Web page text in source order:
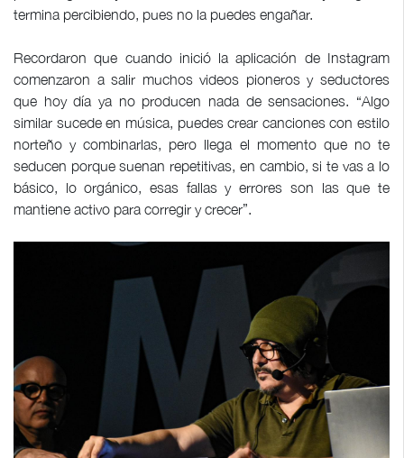
termina percibiendo, pues no la puedes engañar.
Recordaron que cuando inició la aplicación de Instagram
comenzaron a salir muchos videos pioneros y seductores
que hoy día ya no producen nada de sensaciones. “Algo
similar sucede en música, puedes crear canciones con estilo
norteño y combinarlas, pero llega el momento que no te
seducen porque suenan repetitivas, en cambio, si te vas a lo
básico, lo orgánico, esas fallas y errores son las que te
mantiene activo para corregir y crecer”.